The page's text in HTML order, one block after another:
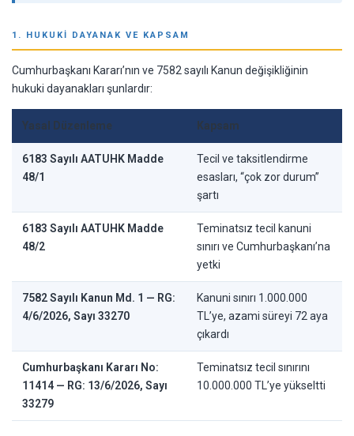
1. HUKUKI DAYANAK VE KAPSAM
Cumhurbaşkanı Kararı’nın ve 7582 sayılı Kanun değişikliğinin
hukuki dayanakları şunlardır:
Yasal Düzenleme Kapsam
6183 Sayılı AATUHK Madde
48/1
Tecil ve taksitlendirme
esasları, “çok zor durum”
şartı
6183 Sayılı AATUHK Madde
48/2
Teminatsız tecil kanuni
sınırı ve Cumhurbaşkanı’na
yetki
7582 Sayılı Kanun Md. 1 — RG:
4/6/2026, Sayı 33270
Kanuni sınırı 1.000.000
TL’ye, azami süreyi 72 aya
çıkardı
Cumhurbaşkanı Kararı No:
11414 — RG: 13/6/2026, Sayı
33279
Teminatsız tecil sınırını
10.000.000 TL’ye yükseltti